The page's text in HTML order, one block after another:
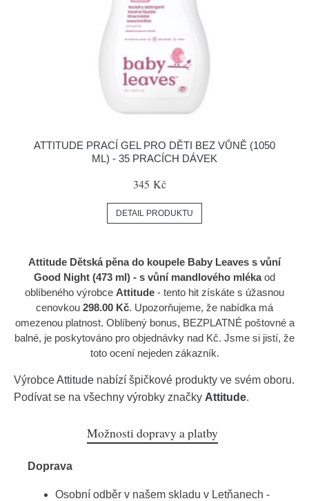
ATTITUDE PRACÍ GEL PRO DĚTI BEZ VŮNĚ (1050
ML) - 35 PRACÍCH DÁVEK
345 Kč
DETAIL PRODUKTU
Attitude Dětská pěna do koupele Baby Leaves s vůní
Good Night (473 ml) - s vůní mandlového mlékaod
oblíbeného výrobce Attitude - tento hit získáte s úžasnou
cenovkou 298.00 Kč. Upozorňujeme, že nabídka má
omezenou platnost. Oblíbený bonus, BEZPLATNÉ poštovné a
balné, je poskytováno pro objednávky nad Kč. Jsme si jistí, že
toto ocení nejeden zákazník.
VýrobceAttitude nabízí špičkové produkty ve svém oboru.
Podívat se na všechny výrobky značky Attitude.
Možnosti dopravy a platby
Doprava
Osobní odběr v našem skladu v Letňanech -